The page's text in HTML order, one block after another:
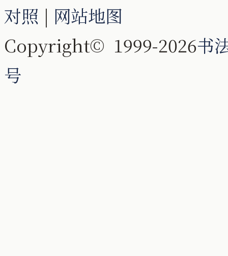
对照 | 网站地图
Copyright© 1999-2026书
号